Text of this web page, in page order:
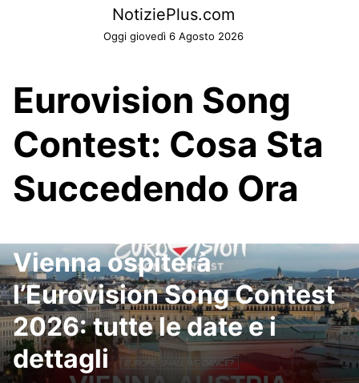
NotiziePlus.com
Oggi giovedì 6 Agosto 2026
Eurovision Song
Contest: Cosa Sta
Succedendo Ora
Vienna ospiterà
l’Eurovision Song Contest
2026: tutte le date e i
dettagli